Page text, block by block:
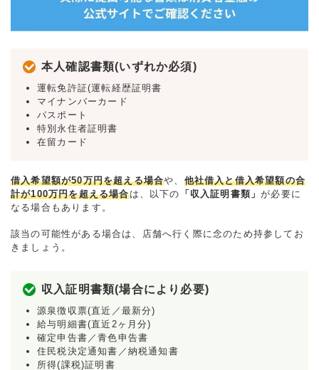
本人確認書類(いずれか必須)
運転免許証(運転経歴証明書
マイナンバーカード
パスポート
特別永住者証明書
在留カード
借入希望額が50万円を超える場合や、 他社借入と借入希望額の合
計が100万円を超える場合は、以下の 「収入証明書類」が必要に
なる場合もあります。
該当の可能性がある場合は、店舗へ行く際に念のため持参してお
きましょう。
収入証明書類(場合により必要)
源泉徴収票(直近／最新分)
給与明細書(直近2ヶ月分)
確定申告書／青色申告書
住民税決定通知書／納税通知書
所得(課税)証明書